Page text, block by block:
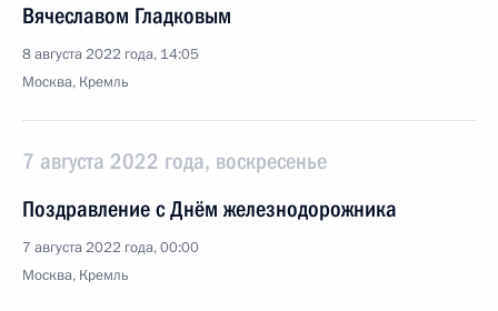
Вячеславом Гладковым
8 августа 2022 года, 14:05
Москва, Кремль
7 августа 2022 года, воскресенье
Поздравление с Днём железнодорожника
7 августа 2022 года, 00:00
Москва, Кремль